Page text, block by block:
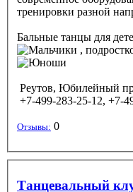
тренировки разной
Бальные танцы для
,
Реутов, Юбилейный
+7-499-283-25-12, +7-
Отзывы: 0
Танцевальный